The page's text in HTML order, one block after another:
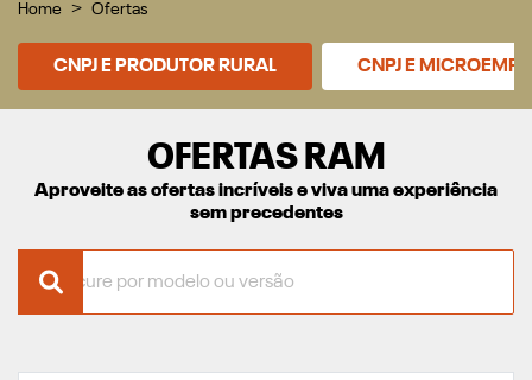
Home Ofertas
CNPJ E PRODUTOR RURAL CNPJ E
OFERTAS RAM
Aproveite as ofertas incríveis e viva uma experiência
sem precedentes